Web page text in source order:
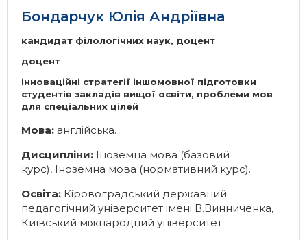
Бондарчук Юлія Андріївна
кандидат філологічних наук, доцент
доцент
інноваційні стратегії іншомовної підготовки
студентів закладів вищої освіти, проблеми мов
для спеціальних цілей
Мова: англійська.
Дисципліни: Іноземна мова (базовий
курс), Іноземна мова (нормативний курс).
Освіта: Кіровоградський державний
педагогічний університет імені В.Винниченка,
Київський міжнародний університет.